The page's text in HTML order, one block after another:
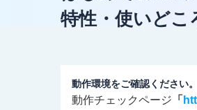
特性・使いどこ
動作環境をご確認ください。
動作チェックページ 「